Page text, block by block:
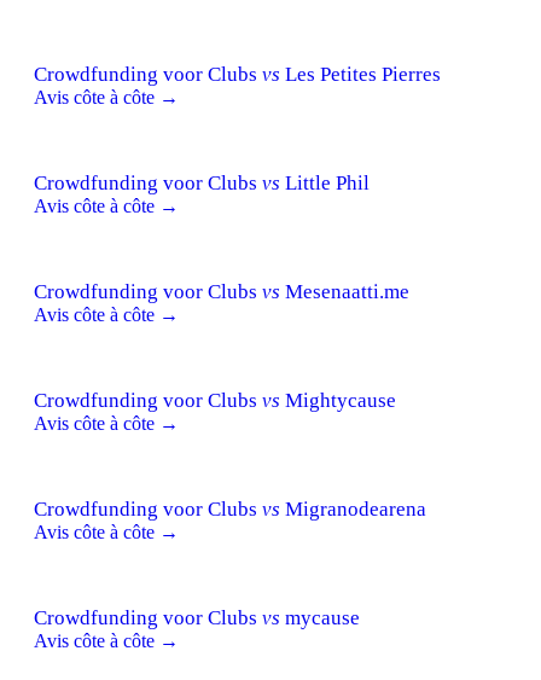
Crowdfunding voor Clubs vs Les Petites Pierres
Avis côte à côte →
Crowdfunding voor Clubs vs Little Phil
Avis côte à côte →
Crowdfunding voor Clubs vs Mesenaatti.me
Avis côte à côte →
Crowdfunding voor Clubs vs Mightycause
Avis côte à côte →
Crowdfunding voor Clubs vs Migranodearena
Avis côte à côte →
Crowdfunding voor Clubs vs mycause
Avis côte à côte →